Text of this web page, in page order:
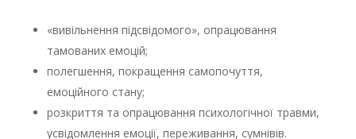
«вивільнення підсвідомого», опрацювання
тамованих емоцій;
полегшення, покращення самопочуття,
емоційного стану;
розкриття та опрацювання психологічної травми,
усвідомлення емоції, переживання, сумнівів.